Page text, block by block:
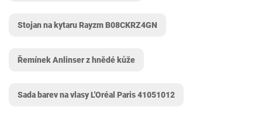
Stojan na kytaru Rayzm B08CKRZ4GN
Řemínek Anlinser z hnědé kůže
Sada barev na vlasy L'Oréal Paris ‎41051012